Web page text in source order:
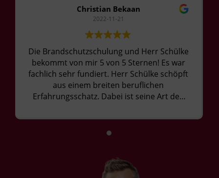
Christian Bekaan
2022-11-21
Die Brandschutzschulung und Herr Schülke
bekommt von mir 5 von 5 Sternen! Es war
fachlich sehr fundiert. Herr Schülke schöpft
aus einem breiten beruflichen
Erfahrungsschatz. Dabei ist seine Art den
die Austattung erstklassig. Höhepunkt war
die praktische Feuerlöschübung, bei der
Vielen Dank für diese Schulung!